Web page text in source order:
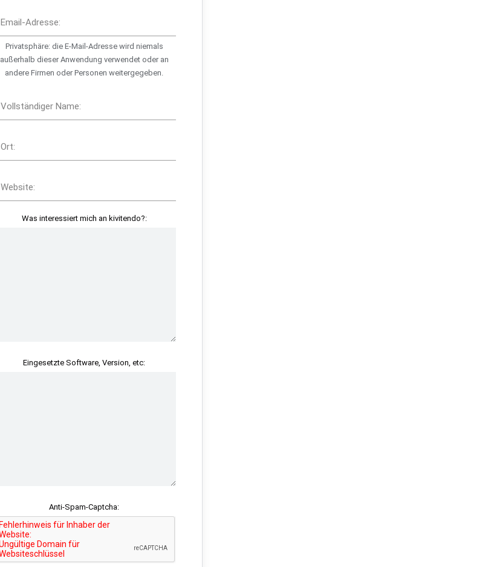
Email-Adresse:
Privatsphäre: die E-Mail-Adresse wird niemals
außerhalb dieser Anwendung verwendet oder an
andere Firmen oder Personen weitergegeben.
Vollständiger Name:
Ort:
Website:
Was interessiert mich an kivitendo?:
Eingesetzte Software, Version, etc:
Anti-Spam-Captcha: